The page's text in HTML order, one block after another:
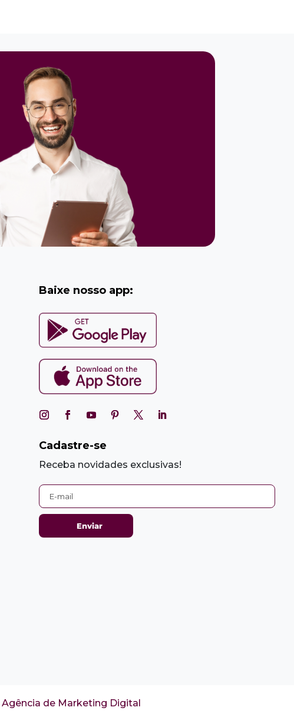
Baixe nosso app:
Cadastre-se
Receba novidades exclusivas!
Agência de Marketing Digital